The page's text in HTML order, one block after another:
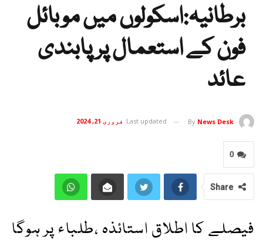
برطانیہ:اسکولوں میں موبائل
فون کے استعمال پر پابندی
عائد
By News Desk
Last updated فروری 21, 2024
0
Share
فیصلے کا اطلاق استائذہ ،طلباء پر ہوگا